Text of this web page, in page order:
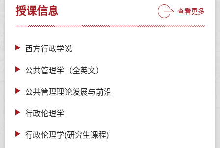
授课信息 查看更多
西方行政学说
公共管理学（全英文）
公共管理理论发展与前沿
行政伦理学
行政伦理学(研究生课程)